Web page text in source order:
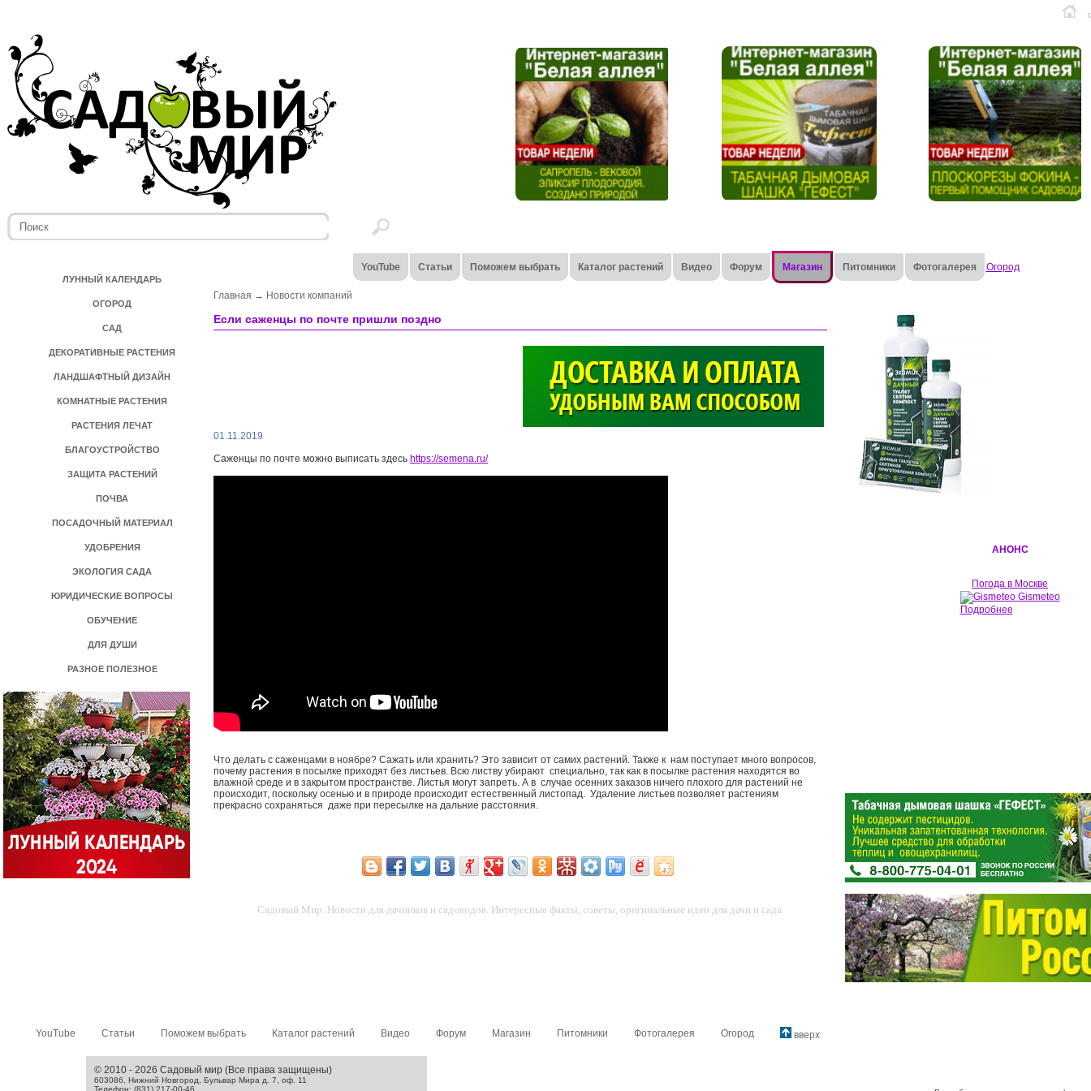
ЛУННЫЙ КАЛЕНДАРЬ
ОГОРОД
САД
ДЕКОРАТИВНЫЕ РАСТЕНИЯ
ЛАНДШАФТНЫЙ ДИЗАЙН
КОМНАТНЫЕ РАСТЕНИЯ
РАСТЕНИЯ ЛЕЧАТ
БЛАГОУСТРОЙСТВО
ЗАЩИТА РАСТЕНИЙ
ПОЧВА
ПОСАДОЧНЫЙ МАТЕРИАЛ
УДОБРЕНИЯ
ЭКОЛОГИЯ САДА
ЮРИДИЧЕСКИЕ ВОПРОСЫ
ОБУЧЕНИЕ
ДЛЯ ДУШИ
РАЗНОЕ ПОЛЕЗНОЕ
YouTube Статьи Поможем выбрать Каталог растений Видео Форум Магазин Питомники Фотогалерея Огород
Главная → Новости компаний
Если саженцы по почте пришли поздно
01.11.2019
Саженцы по почте можно выписать здесь https://semena.ru/
Что делать с саженцами в ноябре? Сажать или хранить? Это зависит от самих растений. Также к нам поступает много вопросов,
почему растения в посылке приходят без листьев. Всю листву убирают специально, так как в посылке растения находятся во
влажной среде и в закрытом пространстве. Листья могут запреть. А в случае осенних заказов ничего плохого для растений не
происходит, поскольку осенью и в природе происходит естественный листопад. Удаление листьев позволяет растениям
прекрасно сохраняться даже при пересылке на дальние расстояния.
Садовый Мир. Новости для дачников и садоводов. Интересные факты, советы, оригинальные идеи для дачи и сада.
АНОНС
Погода в Москве
Gismeteo
Подробнее
YouTube Статьи Поможем выбрать Каталог растений Видео Форум Магазин Питомники Фотогалерея Огород вверх
© 2010 - 2026 Садовый мир (Все права защищены)
603086, Нижний Новгород, Бульвар Мира д. 7, оф. 11
Телефон: (831) 217-00-46